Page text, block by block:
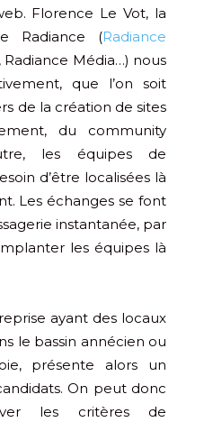
Florence Le Vot, la
Radiance (Radiance
Radiance Média…) nous
que l’on soit
de la création de sites
du community
les équipes de
d’être localisées là
Les échanges se font
instantanée, par
les équipes là
ayant des locaux
le bassin annécien ou
présente alors un
On peut donc
les critères de